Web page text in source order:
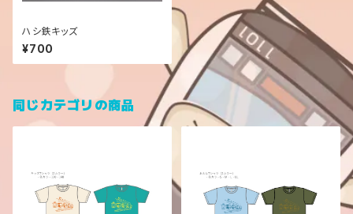
ハシ鉄キッズ
¥700
同じカテゴリの商品